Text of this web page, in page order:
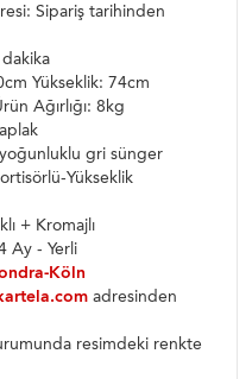
Sipariş tarihinden
Yükseklik: 74cm
Ağırlığı: 8kg
gri sünger
Yükseklik
+ Kromajlı
Ay - Yerli
Köln
adresinden
resimdeki renkte